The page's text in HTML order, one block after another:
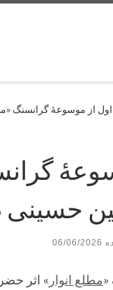
از موسوعۀ گرانسنگ
حسینی
06/06/2026
«مطلع انوار » اثر